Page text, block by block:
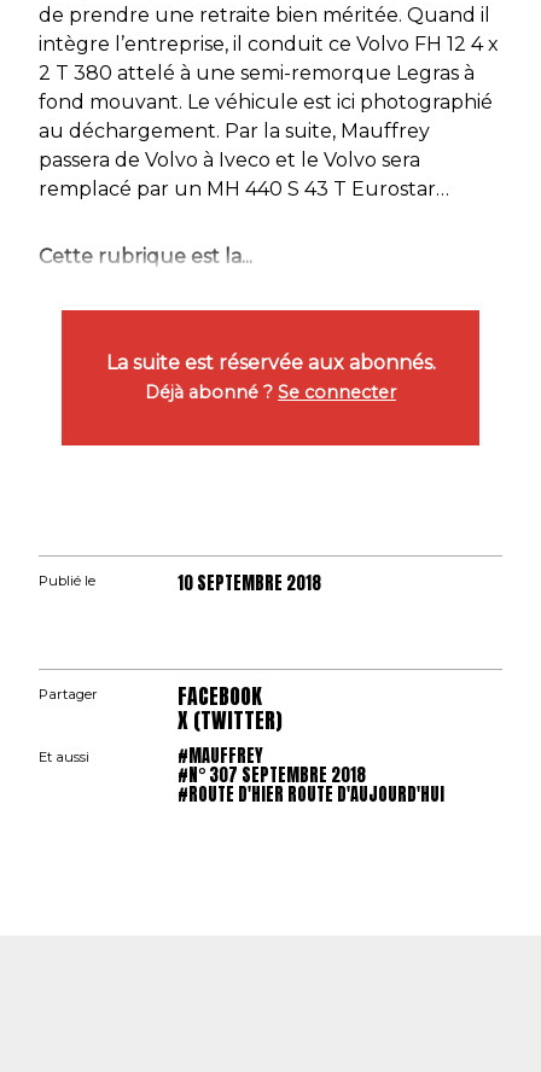
de prendre une retraite bien méritée. Quand il
intègre l’entreprise, il conduit ce Volvo FH 12 4 x
2 T 380 attelé à une semi-remorque Legras à
fond mouvant. Le véhicule est ici photographié
au déchargement. Par la suite, Mauffrey
passera de Volvo à Iveco et le Volvo sera
remplacé par un MH 440 S 43 T Eurostar…
Cette rubrique est la...
La suite est réservée aux abonnés.
Déjà abonné ? Se connecter
Publié le 10 SEPTEMBRE 2018
Partager FACEBOOK
X (TWITTER)
Et aussi #MAUFFREY
#N° 307 SEPTEMBRE 2018
#ROUTE D'HIER ROUTE D'AUJOURD'HUI